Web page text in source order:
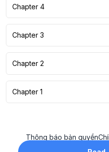
Chapter 4
Chapter 3
Chapter 2
Chapter 1
Thông báo bản quyền
All rights